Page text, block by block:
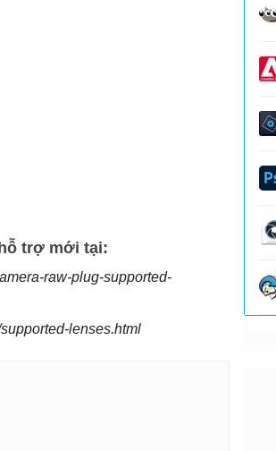
trợ mới tại:
raw-plug-supported-
lenses.html